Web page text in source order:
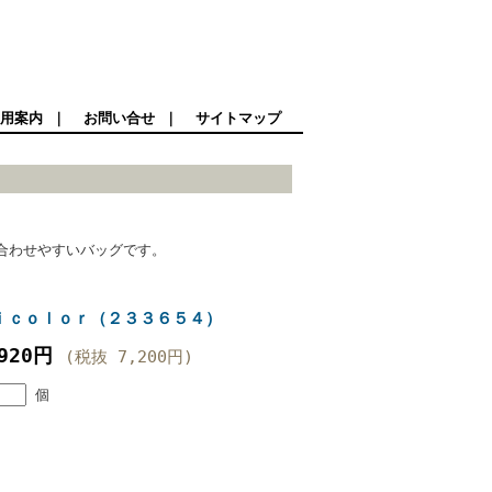
案内 お問い合せ サイトマップ
せやすいバッグです。
ｏｌｏｒ（２３３６５４）
円 (税抜 7,200円)
個